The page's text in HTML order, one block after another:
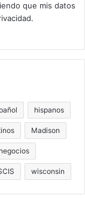
que mis datos
hispanos
Madison
negocios
wisconsin